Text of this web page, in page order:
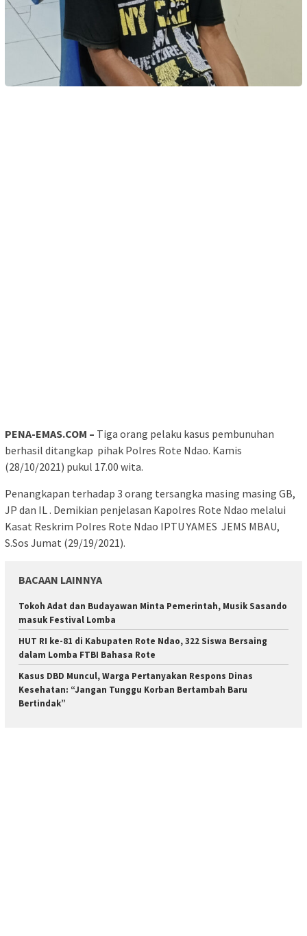
PENA-EMAS.COM – Tiga orang pelaku kasus pembunuhan
berhasil ditangkap pihak Polres Rote Ndao. Kamis
(28/10/2021) pukul 17.00 wita.
Penangkapan terhadap 3 orang tersangka masing masing GB,
JP dan IL . Demikian penjelasan Kapolres Rote Ndao melalui
Kasat Reskrim Polres Rote Ndao IPTU YAMES JEMS MBAU,
S.Sos Jumat (29/19/2021).
BACAAN LAINNYA
Tokoh Adat dan Budayawan Minta Pemerintah, Musik Sasando
masuk Festival Lomba
HUT RI ke-81 di Kabupaten Rote Ndao, 322 Siswa Bersaing
dalam Lomba FTBI Bahasa Rote
Kasus DBD Muncul, Warga Pertanyakan Respons Dinas
Kesehatan: “Jangan Tunggu Korban Bertambah Baru
Bertindak”